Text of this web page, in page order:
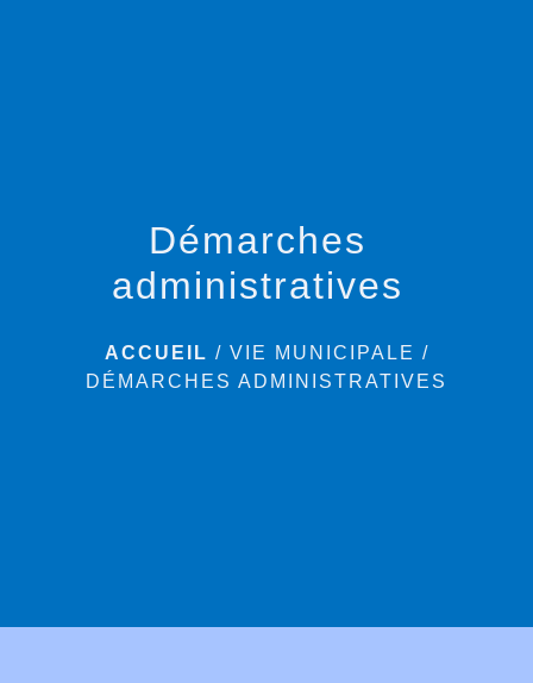
Démarches
administratives
ACCUEIL / VIE MUNICIPALE /
DÉMARCHES ADMINISTRATIVES